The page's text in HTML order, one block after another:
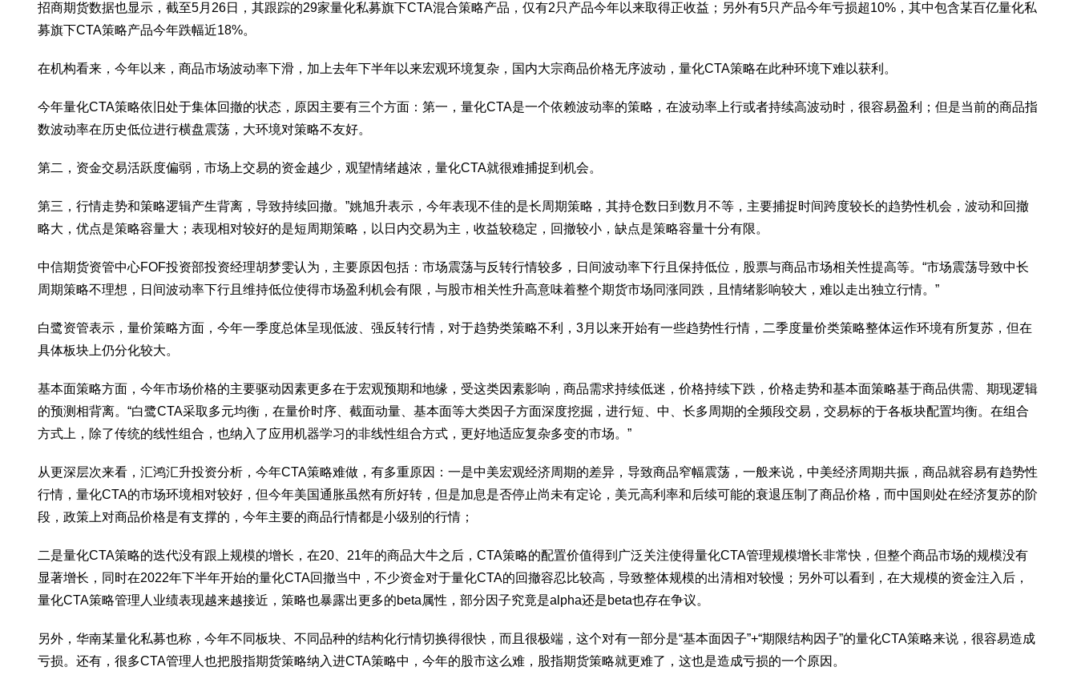
招商期货数据也显示，截至5月26日，其跟踪的29家量化私募旗下CTA混合策略产品，仅有2只产品今年以来取得正收益；另外有5只产品今年亏损超10%，其中包含某百亿量化私
募旗下CTA策略产品今年跌幅近18%。
在机构看来，今年以来，商品市场波动率下滑，加上去年下半年以来宏观环境复杂，国内大宗商品价格无序波动，量化CTA策略在此种环境下难以获利。
今年量化CTA策略依旧处于集体回撤的状态，原因主要有三个方面：第一，量化CTA是一个依赖波动率的策略，在波动率上行或者持续高波动时，很容易盈利；但是当前的商品指
数波动率在历史低位进行横盘震荡，大环境对策略不友好。
第二，资金交易活跃度偏弱，市场上交易的资金越少，观望情绪越浓，量化CTA就很难捕捉到机会。
第三，行情走势和策略逻辑产生背离，导致持续回撤。”姚旭升表示，今年表现不佳的是长周期策略，其持仓数日到数月不等，主要捕捉时间跨度较长的趋势性机会，波动和回撤
略大，优点是策略容量大；表现相对较好的是短周期策略，以日内交易为主，收益较稳定，回撤较小，缺点是策略容量十分有限。
中信期货资管中心FOF投资部投资经理胡梦雯认为，主要原因包括：市场震荡与反转行情较多，日间波动率下行且保持低位，股票与商品市场相关性提高等。“市场震荡导致中长
周期策略不理想，日间波动率下行且维持低位使得市场盈利机会有限，与股市相关性升高意味着整个期货市场同涨同跌，且情绪影响较大，难以走出独立行情。”
白鹭资管表示，量价策略方面，今年一季度总体呈现低波、强反转行情，对于趋势类策略不利，3月以来开始有一些趋势性行情，二季度量价类策略整体运作环境有所复苏，但在
具体板块上仍分化较大。
基本面策略方面，今年市场价格的主要驱动因素更多在于宏观预期和地缘，受这类因素影响，商品需求持续低迷，价格持续下跌，价格走势和基本面策略基于商品供需、期现逻辑
的预测相背离。“白鹭CTA采取多元均衡，在量价时序、截面动量、基本面等大类因子方面深度挖掘，进行短、中、长多周期的全频段交易，交易标的于各板块配置均衡。在组合
方式上，除了传统的线性组合，也纳入了应用机器学习的非线性组合方式，更好地适应复杂多变的市场。”
从更深层次来看，汇鸿汇升投资分析，今年CTA策略难做，有多重原因：一是中美宏观经济周期的差异，导致商品窄幅震荡，一般来说，中美经济周期共振，商品就容易有趋势性
行情，量化CTA的市场环境相对较好，但今年美国通胀虽然有所好转，但是加息是否停止尚未有定论，美元高利率和后续可能的衰退压制了商品价格，而中国则处在经济复苏的阶
段，政策上对商品价格是有支撑的，今年主要的商品行情都是小级别的行情；
二是量化CTA策略的迭代没有跟上规模的增长，在20、21年的商品大牛之后，CTA策略的配置价值得到广泛关注使得量化CTA管理规模增长非常快，但整个商品市场的规模没有
显著增长，同时在2022年下半年开始的量化CTA回撤当中，不少资金对于量化CTA的回撤容忍比较高，导致整体规模的出清相对较慢；另外可以看到，在大规模的资金注入后，
量化CTA策略管理人业绩表现越来越接近，策略也暴露出更多的beta属性，部分因子究竟是alpha还是beta也存在争议。
另外，华南某量化私募也称，今年不同板块、不同品种的结构化行情切换得很快，而且很极端，这个对有一部分是“基本面因子”+“期限结构因子”的量化CTA策略来说，很容易造成
亏损。还有，很多CTA管理人也把股指期货策略纳入进CTA策略中，今年的股市这么难，股指期货策略就更难了，这也是造成亏损的一个原因。